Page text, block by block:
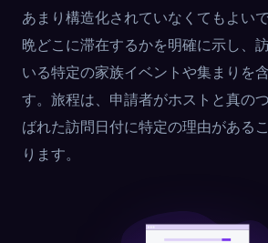
あまり構造化されていなくてもよい
晩どこに滞在するかを明確に示し、
いる特定の家族イベントや集まりを
す。旅程は、申請者がホストと真の
ばれた訪問日付に特定の理由がある
ります。